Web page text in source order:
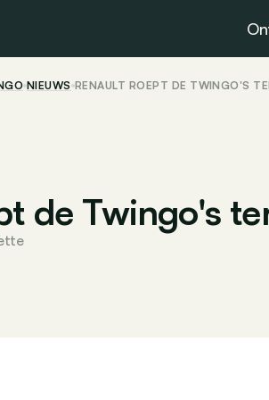
NIEUWS RENAULT ROEPT DE TWINGO'S
de Twingo's